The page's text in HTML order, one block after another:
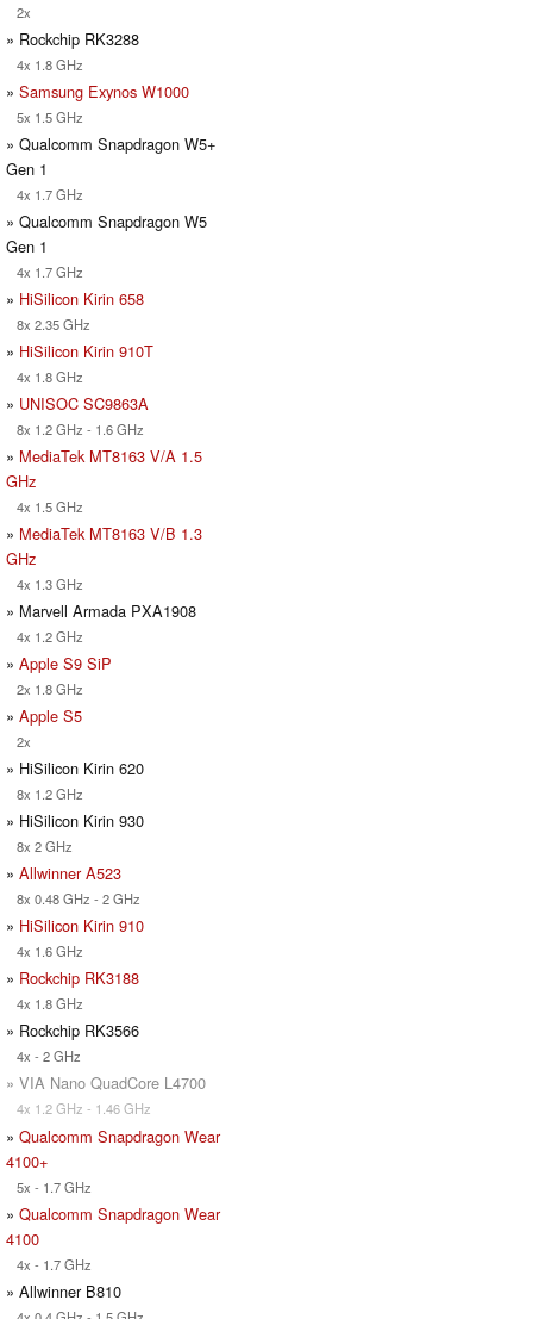
2x
» Rockchip RK3288
4x 1.8 GHz
» Samsung Exynos W1000
5x 1.5 GHz
» Qualcomm Snapdragon W5+
Gen 1
4x 1.7 GHz
» Qualcomm Snapdragon W5
Gen 1
4x 1.7 GHz
» HiSilicon Kirin 658
8x 2.35 GHz
» HiSilicon Kirin 910T
4x 1.8 GHz
» UNISOC SC9863A
8x 1.2 GHz - 1.6 GHz
» MediaTek MT8163 V/A 1.5
GHz
4x 1.5 GHz
» MediaTek MT8163 V/B 1.3
GHz
4x 1.3 GHz
» Marvell Armada PXA1908
4x 1.2 GHz
» Apple S9 SiP
2x 1.8 GHz
» Apple S5
2x
» HiSilicon Kirin 620
8x 1.2 GHz
» HiSilicon Kirin 930
8x 2 GHz
» Allwinner A523
8x 0.48 GHz - 2 GHz
» HiSilicon Kirin 910
4x 1.6 GHz
» Rockchip RK3188
4x 1.8 GHz
» Rockchip RK3566
4x - 2 GHz
» VIA Nano QuadCore L4700
4x 1.2 GHz - 1.46 GHz
» Qualcomm Snapdragon Wear
4100+
5x - 1.7 GHz
» Qualcomm Snapdragon Wear
4100
4x - 1.7 GHz
» Allwinner B810